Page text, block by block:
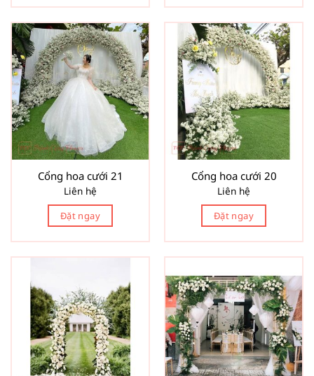
Cổng hoa cưới 21
Liên hệ
Đặt ngay
Cổng hoa cưới 20
Liên hệ
Đặt ngay